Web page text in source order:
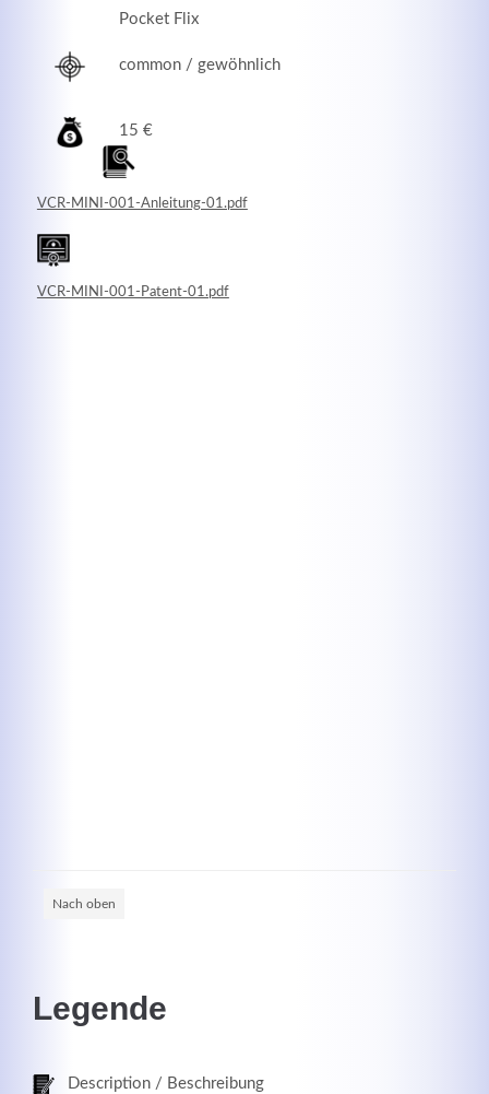
Pocket Flix
common / gewöhnlich
15 €
VCR-MINI-001-Anleitung-01.pdf
VCR-MINI-001-Patent-01.pdf
Nach oben
Legende
Description / Beschreibung
Lorem ipsum dolor sit amet, consectetuer adipiscing
elit. Aenean commodo ligula eget dolor.
MEHR INFOS